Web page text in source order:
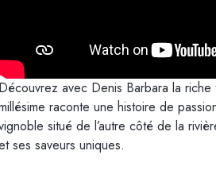
Découvrez avec Denis Barbara la
raconte une histoire de
situé de l’autre côté de la
ses saveurs uniques.